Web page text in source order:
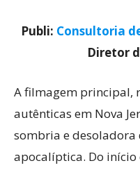
Publi: Consultoria
Diretor
A filmagem principal,
autênticas em Nova
sombria e
apocalíptica. Do início